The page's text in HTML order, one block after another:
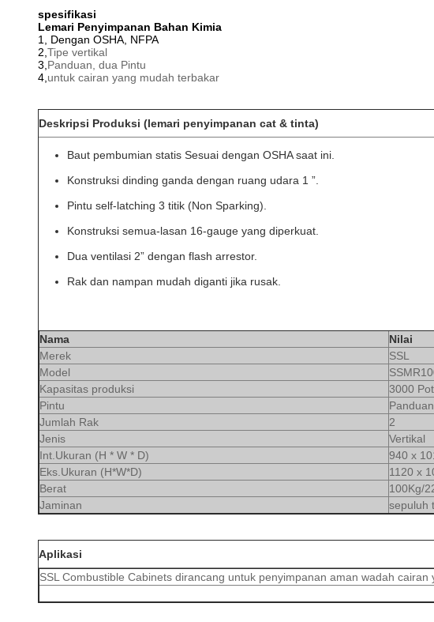
spesifikasi
Lemari Penyimpanan Bahan Kimia
1, Dengan OSHA, NFPA
2, Tipe vertikal
3, Panduan, dua Pintu
4, untuk cairan yang mudah terbakar
Deskripsi Produksi (lemari penyimpanan cat & tinta)
Baut pembumian statis Sesuai dengan OSHA saat ini.
Konstruksi dinding ganda dengan ruang udara 1 ”.
Pintu self-latching 3 titik (Non Sparking).
Konstruksi semua-lasan 16-gauge yang diperkuat.
Dua ventilasi 2” dengan flash arrestor.
Rak dan nampan mudah diganti jika rusak.
Nama
Nilai
Merek
SSL
Model
Kapasitas produksi
3000
Pintu
Jumlah Rak
2
Jenis
Vertikal
Int.Ukuran (H * W * D)
940 x
Eks.Ukuran (H*W*D)
1120 x
Berat
100Kg/
Jaminan
sepuluh
Aplikasi
SSL Combustible Cabinets dirancang untuk penyimpanan aman wadah cairan